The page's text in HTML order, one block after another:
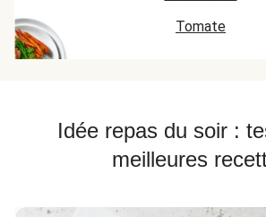
Tomate
Idée repas du soir :
meilleures